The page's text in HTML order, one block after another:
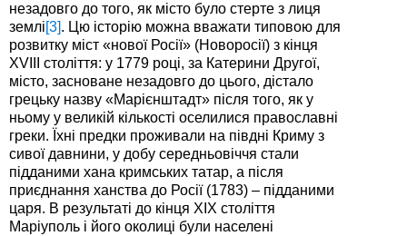
незадовго до того, як місто було стерте з лиця
землі[3]. Цю історію можна вважати типовою для
розвитку міст «нової Росії» (Новоросії) з кінця
XVIII століття: у 1779 році, за Катерини Другої,
місто, засноване незадовго до цього, дістало
грецьку назву «Марієнштадт» після того, як у
ньому у великій кількості оселилися православні
греки. Їхні предки проживали на півдні Криму з
сивої давнини, у добу середньовіччя стали
підданими хана кримських татар, а після
приєднання ханства до Росії (1783) – підданими
царя. В результаті до кінця XIX століття
Маріуполь і його околиці були населені